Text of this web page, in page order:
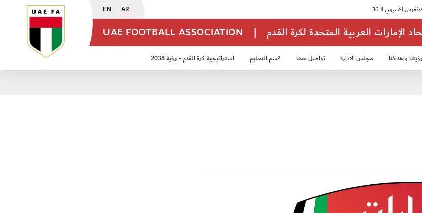
EN AR
UAE FOOTBALL ASSOCIATION | الإمارات العربية المتحدة لكرة القدم
رؤيتنا واهدافنا مجلس الادارة تواصل معنا قسم التعليم استراتيجية كرة القدم - رؤية 2038